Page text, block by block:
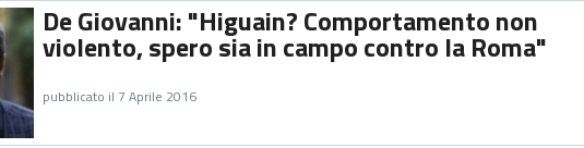
De Giovanni: "Higuain? Comportamento non
violento, spero sia in campo contro la Roma"
pubblicato il 7 Aprile 2016